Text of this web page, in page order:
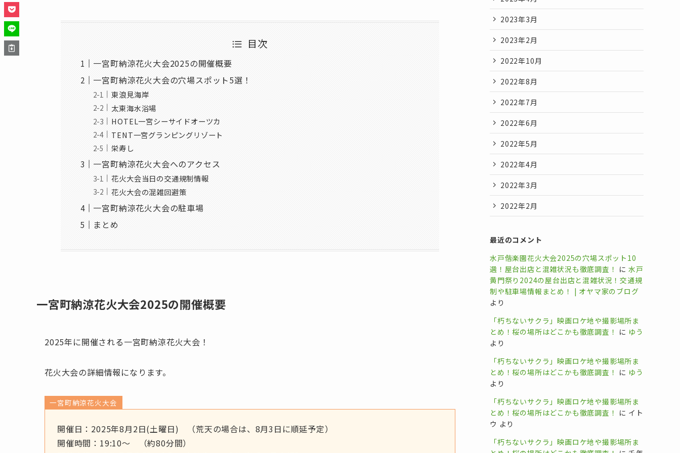
目次
一宮町納涼花火大会2025の開催概要
一宮町納涼花火大会の穴場スポット5選！
東浪見海岸
太東海水浴場
HOTEL一宮シーサイドオーツカ
TENT一宮グランピングリゾート
栄寿し
一宮町納涼花火大会へのアクセス
花火大会当日の交通規制情報
花火大会の混雑回避策
一宮町納涼花火大会の駐車場
まとめ
一宮町納涼花火大会2025の開催概要
2025年に開催される一宮町納涼花火大会！
花火大会の詳細情報になります。
一宮町納涼花火大会
開催日：2025年8月2日(土曜日) （荒天の場合は、8月3日に順延予定）
開催時間：19:10～ （約80分間）
2023年3月
2023年2月
2022年10月
2022年8月
2022年7月
2022年6月
2022年5月
2022年4月
2022年3月
2022年2月
最近のコメント
水戸偕楽園花火大会2025の穴場スポット10
選！屋台出店と混雑状況も徹底調査！ に水戸
黄門祭り2024の屋台出店と混雑状況！交通規
制や駐車場情報まとめ！ | オヤマ家のブログ
より
「朽ちないサクラ」映画ロケ地や撮影場所ま
とめ！桜の場所はどこかも徹底調査！ に ゆう
より
「朽ちないサクラ」映画ロケ地や撮影場所ま
とめ！桜の場所はどこかも徹底調査！ に ゆう
より
「朽ちないサクラ」映画ロケ地や撮影場所ま
とめ！桜の場所はどこかも徹底調査！ に イト
ウ より
「朽ちないサクラ」映画ロケ地や撮影場所ま